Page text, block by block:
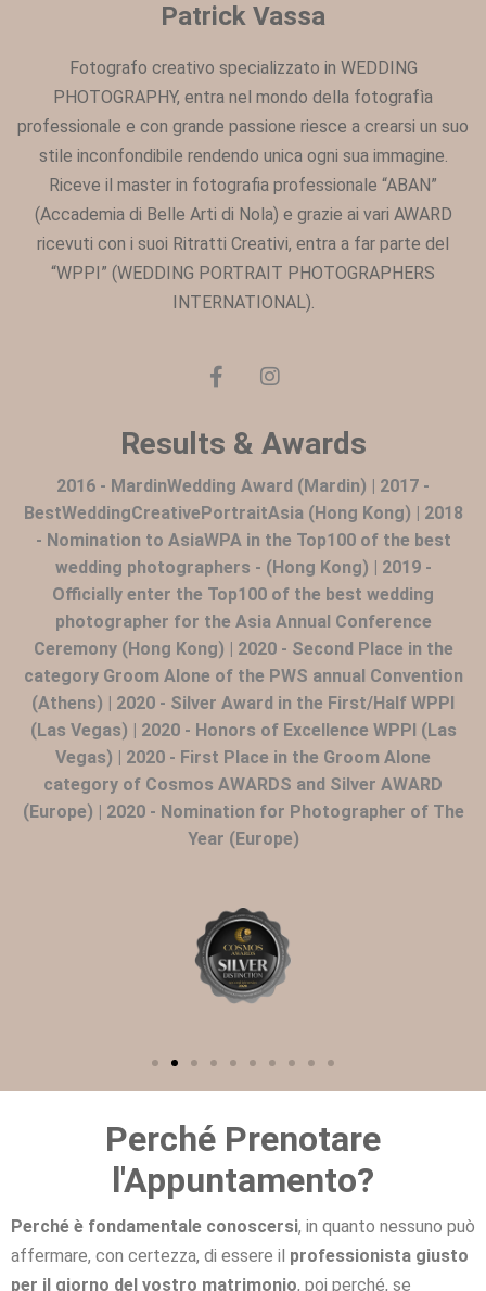
Patrick Vassa
Fotografo creativo specializzato in WEDDING
PHOTOGRAPHY, entra nel mondo della fotografìa
professionale e con grande passione riesce a crearsi un suo
stile inconfondibile rendendo unica ogni sua immagine.
Riceve il master in fotografia professionale “ABAN”
(Accademia di Belle Arti di Nola) e grazie ai vari AWARD
ricevuti con i suoi Ritratti Creativi, entra a far parte del
“WPPI” (WEDDING PORTRAIT PHOTOGRAPHERS
INTERNATIONAL).
Results & Awards
2016 - MardinWedding Award (Mardin) | 2017 -
BestWeddingCreativePortraitAsia (Hong Kong) | 2018
- Nomination to AsiaWPA in the Top100 of the best
wedding photographers - (Hong Kong) | 2019 -
Officially enter the Top100 of the best wedding
photographer for the Asia Annual Conference
Ceremony (Hong Kong) | 2020 - Second Place in the
category Groom Alone of the PWS annual Convention
(Athens) | 2020 - Silver Award in the First/Half WPPI
(Las Vegas) | 2020 - Honors of Excellence WPPI (Las
Vegas) | 2020 - First Place in the Groom Alone
category of Cosmos AWARDS and Silver AWARD
(Europe) | 2020 - Nomination for Photographer of The
Year (Europe)
Perché Prenotare
l'Appuntamento?
Perché è fondamentale conoscersi, in quanto nessuno può
affermare, con certezza, di essere il professionista giusto
per il giorno del vostro matrimonio, poi perché, se